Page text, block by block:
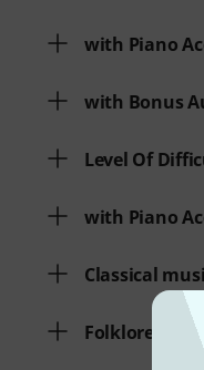
with Piano
with Bonus
Level Of
with Piano
Classical
Folklore/